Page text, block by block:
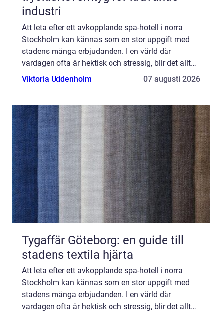
industri
Att leta efter ett avkopplande spa-hotell i norra
Stockholm kan kännas som en stor uppgift med
stadens många erbjudanden. I en värld där
vardagen ofta är hektisk och stressig, blir det allt
viktigare att kunna dra sig tillba...
Viktoria Uddenholm 07 augusti 2026
Tygaffär Göteborg: en guide till
stadens textila hjärta
Att leta efter ett avkopplande spa-hotell i norra
Stockholm kan kännas som en stor uppgift med
stadens många erbjudanden. I en värld där
vardagen ofta är hektisk och stressig, blir det allt